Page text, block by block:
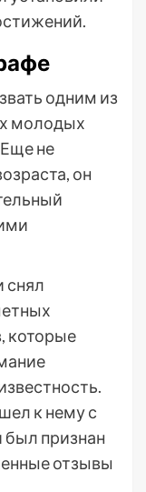
одним из
молодых
не
он
снял
которые
к нему с
признан
отзывы